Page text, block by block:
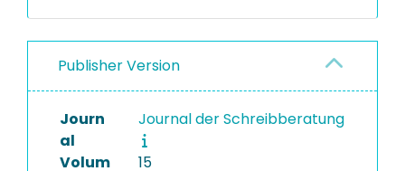
Publisher Version
Journ
al
Journal der Schreibberatung
Volum
15